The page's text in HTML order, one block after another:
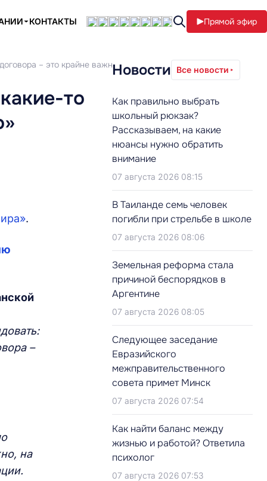
КОНТАКТЫ Прямой эфир
– это крайне важно»
то
.
–
на
Новости Все новости
Как правильно выбрать
школьный рюкзак?
Рассказываем, на какие
нюансы нужно обратить
внимание
07 августа 2026 08:15
В Таиланде семь человек
погибли при стрельбе в школе
07 августа 2026 08:06
Земельная реформа стала
причиной беспорядков в
Аргентине
07 августа 2026 08:05
Следующее заседание
Евразийского
межправительственного
совета примет Минск
07 августа 2026 07:54
Как найти баланс между
жизнью и работой? Ответила
психолог
07 августа 2026 07:53